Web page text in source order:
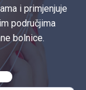
i primjenjuje
područjima
bolnice.